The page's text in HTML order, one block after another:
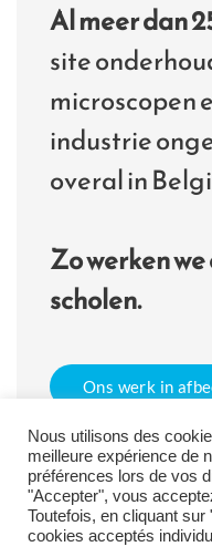
Al meer dan
site
microscopen
industrie
overal in
Zo werken
scholen.
Ons werk in
Nous utilisons des
meilleure expérience de
préférences lors de vos
"Accepter", vous
Toutefois, en cliquant
cookies acceptés